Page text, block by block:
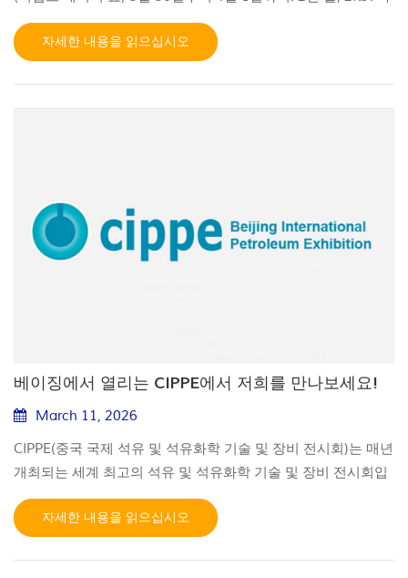
어 있다고 밝혔습니다. 출처: https://egyptoil-
gas.com/news/adnoc-slb-deploy-ai-across-120-drilling-rigs/
스. 저희는 귀하를 만나 뵙고 저희 사업에 대해 논의할 수 있기
를 기대합니다. 밀봉 솔루션 제조 능력, 연구 개발 석유 및 가스
자세한 내용을 읽으십시오
베이징에서 열리는 CIPPE에서 저희를 만나보세요!
March 11, 2026
CIPPE(중국 국제 석유 및 석유화학 기술 및 장비 전시회)는 매년
개최되는 세계 최고의 석유 및 석유화학 기술 및 장비 전시회입
니다. 석유 및 가스 산업 매년 베이징에서 개최됩니다. JST
Seals는 석유 및 가스, 반도체, LNG, 화학, 석탄 채굴, 의료기기
자세한 내용을 읽으십시오